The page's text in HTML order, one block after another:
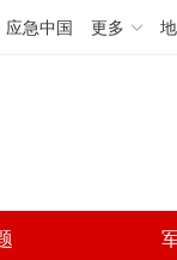
应急中国 更多